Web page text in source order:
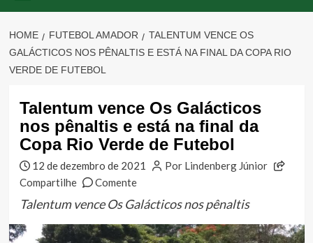
HOME FUTEBOL AMADOR
TALENTUM VENCE OS
GALÁCTICOS NOS PÊNALTIS E ESTÁ NA FINAL DA COPA RIO
VERDE DE FUTEBOL
Talentum vence Os Galácticos
nos pênaltis e está na final da
Copa Rio Verde de Futebol
12 de dezembro de 2021
Por Lindenberg Júnior
Compartilhe
Comente
Talentum vence Os Galácticos nos pênaltis